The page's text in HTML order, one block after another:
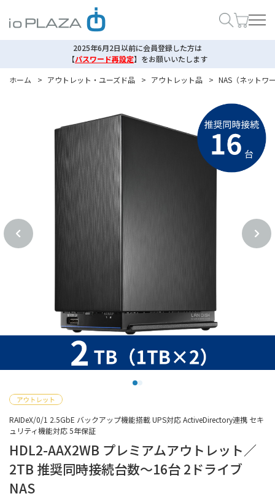
2025年6月2日以前に会員登録した方は
【パスワード再設定】 をお願いいたします
ホーム
> アウトレット・ユーズド品 > アウトレット品 > NAS（ネットワ
HDL2-AAX2WB プレミアムアウトレット／
2TB 推奨同時接続台数～16台 2ドライブ
NAS
RAIDeX/0/1 2.5GbE バックアップ機能搭載 UPS対応 ActiveDirectory連携 セキ
ュリティ機能対応 5年保証